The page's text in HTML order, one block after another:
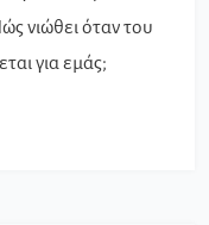
νιώθει όταν του
για εμάς;